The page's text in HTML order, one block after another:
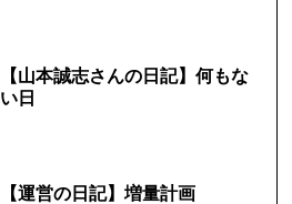
【山本誠志さんの日記】何もな
い日
【運営の日記】増量計画